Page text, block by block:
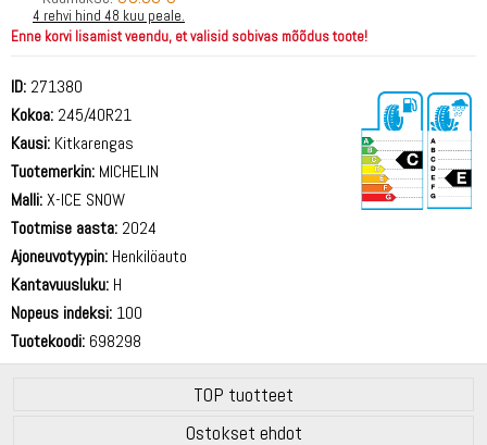
4 rehvi hind 48 kuu peale.
Enne korvi lisamist veendu, et valisid sobivas mõõdus toote!
ID: 271380
Kokoa: 245/40R21
Kausi: Kitkarengas
Tuotemerkin: MICHELIN
Malli:X-ICE SNOW
Tootmise aasta: 2024
Ajoneuvotyypin: Henkilöauto
Kantavuusluku: H
Nopeus indeksi: 100
Tuotekoodi: 698298
TOP tuotteet
Ostokset ehdot